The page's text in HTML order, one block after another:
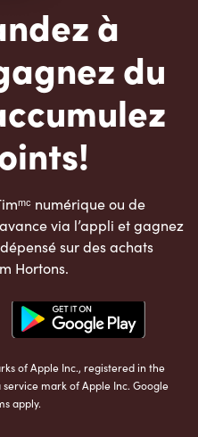
à
du
numérique ou de
via l’appli et gagnez
sur des achats
Hortons.
of Apple Inc., registered in the
mark of Apple Inc. Google
apply.